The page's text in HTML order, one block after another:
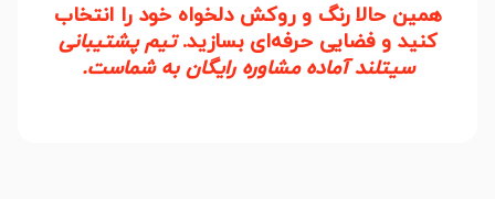
همین حالا رنگ و روکش دلخواه خود را انتخاب
کنید و فضایی حرفه‌ای بسازید.تیم پشتیبانی
سیتلند آماده مشاوره رایگان به شماست.